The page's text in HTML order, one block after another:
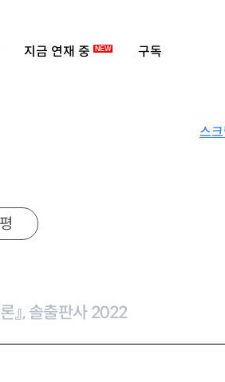
지금 연재 중 NEW 구독
스
』, 솔출판사 2022